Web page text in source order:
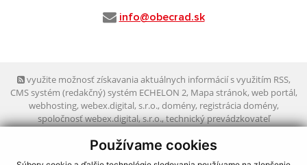
Používame cookies
info@obecrad.sk
využite možnosť získavania aktuálnych informácií s využitím RSS,
CMS systém (redakčný) systém ECHELON 2, Mapa stránok, web portál,
webhosting, webex.digital, s.r.o., domény, registrácia domény,
spoločnosť webex.digital, s.r.o.,technický prevádzkovateľ
Posledná aktualizácia:03.08.2026